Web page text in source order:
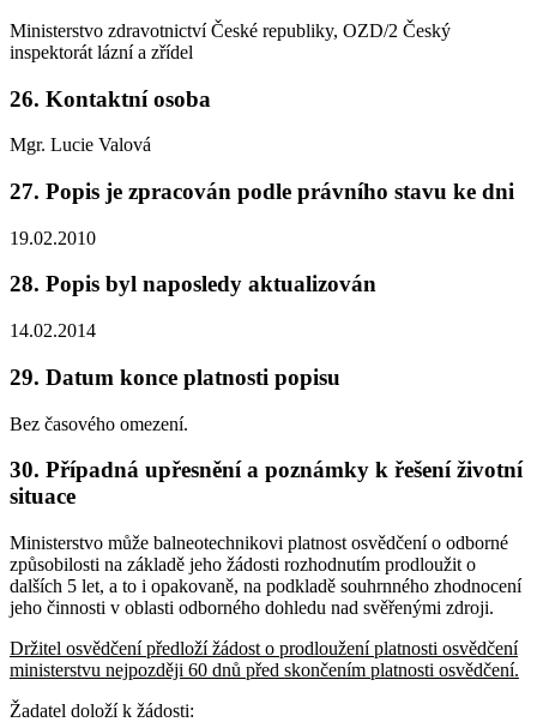
Ministerstvo zdravotnictví České republiky, OZD/2 Český
inspektorát lázní a zřídel
26. Kontaktní osoba
Mgr. Lucie Valová
27. Popis je zpracován podle právního stavu ke dni
19.02.2010
28. Popis byl naposledy aktualizován
14.02.2014
29. Datum konce platnosti popisu
Bez časového omezení.
30. Případná upřesnění a poznámky k řešení životní
situace
Ministerstvo může balneotechnikovi platnost osvědčení o odborné
způsobilosti na základě jeho žádosti rozhodnutím prodloužit o
dalších 5 let, a to i opakovaně, na podkladě souhrnného zhodnocení
jeho činnosti v oblasti odborného dohledu nad svěřenými zdroji.
Držitel osvědčení předloží žádost o prodloužení platnosti osvědčení
ministerstvu nejpozději 60 dnů před skončením platnosti osvědčení.
Žadatel doloží k žádosti: